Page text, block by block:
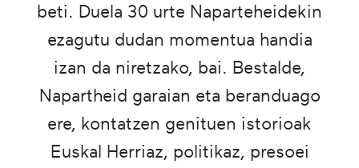
beti. Duela 30 urte Naparteheidekin
ezagutu dudan momentua handia
izan da niretzako, bai. Bestalde,
Napartheid garaian eta beranduago
ere, kontatzen genituen istorioak
Euskal Herriaz, politikaz, presoei